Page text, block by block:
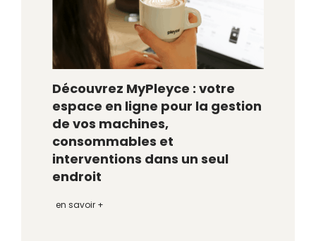
Découvrez MyPleyce : votre
espace en ligne pour la gestion
de vos machines,
consommables et
interventions dans un seul
endroit
en savoir +